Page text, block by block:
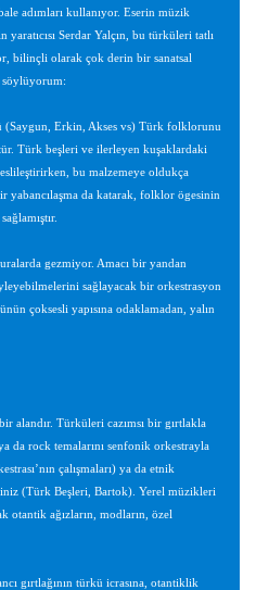
adımları kullanıyor. Eserin müzik
Serdar Yalçın, bu türküleri tatlı
bilinçli olarak çok derin bir sanatsal
söylüyorum:
(Saygun, Erkin, Akses vs) Türk folklorunu
Türk beşleri ve ilerleyen kuşaklardaki
bu malzemeye oldukça
yabancılaşma da katarak, folklor ögesinin
gezmiyor. Amacı bir yandan
sağlayacak bir orkestrasyon
çoksesli yapısına odaklamadan, yalın
alandır. Türküleri cazımsı bir gırtlakla
da rock temalarını senfonik orkestrayla
çalışmaları) ya da etnik
(Türk Beşleri, Bartok). Yerel müzikleri
otantik ağızların, modların, özel
gırtlağının türkü icrasına, otantiklik